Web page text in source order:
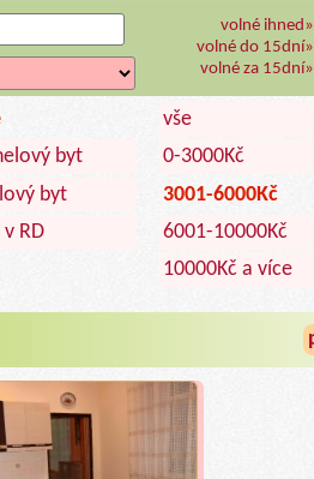
volné ihned»
volné do 15dní»
volné za 15dní»
byt
byt
RD
vše
0-3000Kč
3001-6000Kč
6001-10000Kč
10000Kč a více